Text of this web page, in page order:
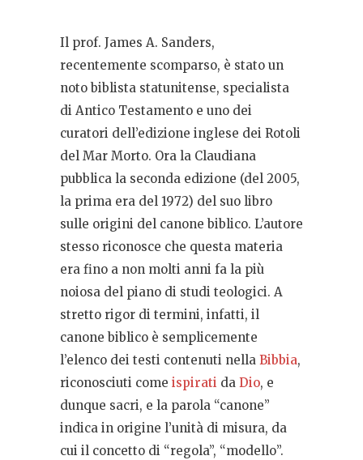
Il prof. James A. Sanders,
recentemente scomparso, è stato un
noto biblista statunitense, specialista
di Antico Testamento e uno dei
curatori dell’edizione inglese dei Rotoli
del Mar Morto. Ora la Claudiana
pubblica la seconda edizione (del 2005,
la prima era del 1972) del suo libro
sulle origini del canone biblico. L’autore
stesso riconosce che questa materia
era fino a non molti anni fa la più
noiosa del piano di studi teologici. A
stretto rigor di termini, infatti, il
canone biblico è semplicemente
l’elenco dei testi contenuti nella Bibbia,
riconosciuti come ispirati da Dio, e
dunque sacri, e la parola “canone”
indica in origine l’unità di misura, da
cui il concetto di “regola”, “modello”.